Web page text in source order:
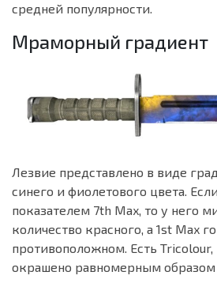
средней популярности.
Мраморный градиент
Лезвие представлено в виде
синего и фиолетового цвета.
показателем 7th Max, то у него
количество красного, а 1st Max
противоположном. Есть Tricolour,
окрашено равномерным образом